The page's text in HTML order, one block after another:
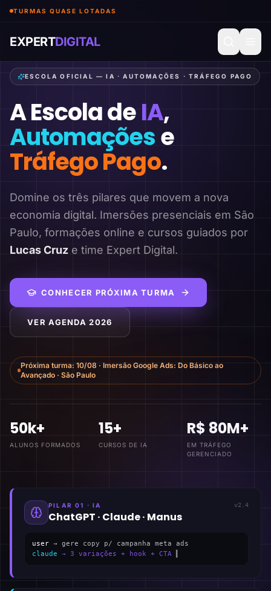
TURMAS QUASE LOTADAS
EXPERTDIGITAL
ESCOLA OFICIAL — IA · AUTOMAÇÕES · TRÁFEGO PAGO
A Escola deIA,
Automaçõese
Tráfego Pago.
Domine os três pilares que movem a nova
economia digital. Imersões presenciais em São
Paulo, formações online e cursos guiados por
Lucas Cruz e time Expert Digital.
CONHECER PRÓXIMA TURMA
VER AGENDA 2026
Próxima turma: 10/08 · Imersão Google Ads: Do Básico ao
Avançado · São Paulo
50k+
ALUNOS FORMADOS
15+
CURSOS DE IA
R$ 80M+
EM TRÁFEGO
GERENCIADO
PILAR 01 · IA
ChatGPT · Claude · Manus
v2.4
user → gere copy p/ campanha meta ads
claude → 3 variações + hook + CTA